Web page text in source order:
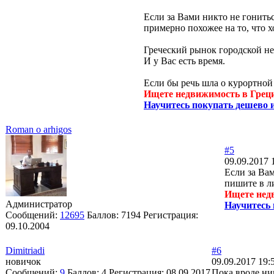
Если за Вами никто не
примерно похожее на то, что
Греческий рынок городской
И у Вас есть время.
Если бы речь шла о
Ищете недвижимость в
Научитесь покупать дешево
Roman o arhigos
Администратор
Сообщений: 12695 Баллов: 7194 Регистрация:
09.10.2004
#5
09.09.2017
Если за
пишите в
Ищете
Научитесь
Dimitriadi
новичок
#6
09.09.2017